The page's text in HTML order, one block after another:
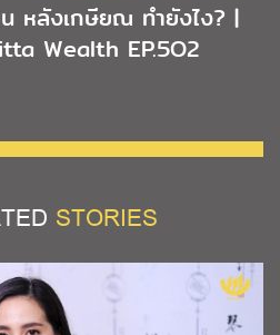
หลังเกษียณ ทำยังไง? |
Wealth EP.5O2
STORIES